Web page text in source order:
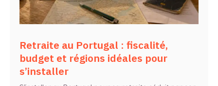
Retraite au Portugal : fiscalité,
budget et régions idéales pour
s’installer